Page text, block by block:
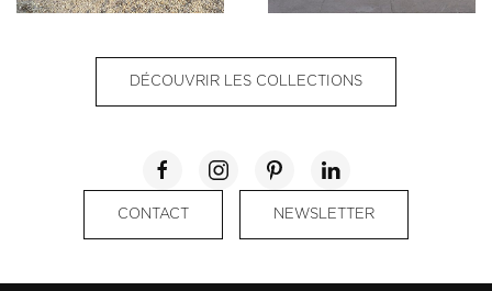
DÉCOUVRIR LES COLLECTIONS
CONTACT NEWSLETTER